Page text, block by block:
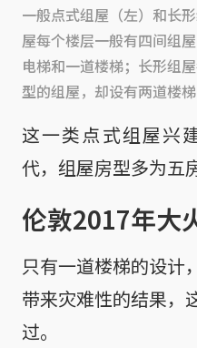
一般点式组屋（左）和长
屋每个楼层一般有四间组
电梯和一道楼梯；长形组
型的组屋，却设有两道楼梯
这一类点式组屋兴
代，组屋房型多为五
伦敦2017年大
只有一道楼梯的设计
带来灾难性的结果，
过。